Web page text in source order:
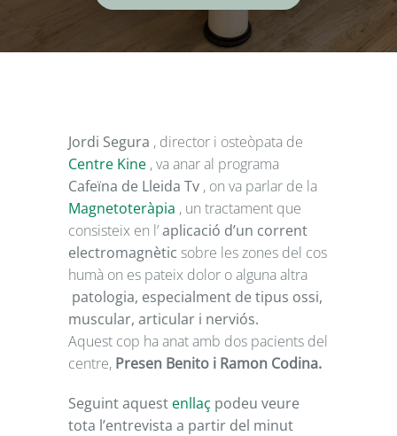
Jordi Segura , director i osteòpata de
Centre Kine, va anar al programa
Cafeïna de Lleida Tv , on va parlar de la
Magnetoteràpia , un tractament que
consisteix en l’aplicació d’un corrent
electromagnètic sobre les zones del cos
humà on es pateix dolor o alguna altra
patologia, especialment de tipus ossi,
muscular, articular i nerviós.
Aquest cop ha anat amb dos pacients del
centre, Presen Benito i Ramon Codina.
Seguint aquest enllaç podeu veure
tota l’entrevista a partir del minut